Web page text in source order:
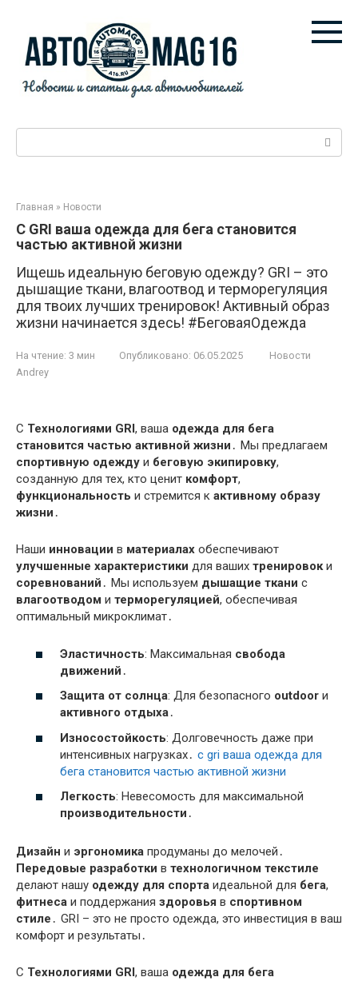
контенту
Поиск:
Главная » Новости
С GRI ваша одежда для бега становится
частью активной жизни
Ищешь идеальную беговую одежду? GRI – это
дышащие ткани, влагоотвод и терморегуляция
для твоих лучших тренировок! Активный образ
жизни начинается здесь! #БеговаяОдежда
На чтение: 3 мин Опубликовано: 06.05.2025
Новости
Andrey
С Технологиями GRI, ваша одежда для бега
становится частью активной жизни ․ Мы предлагаем
спортивную одежду и беговую экипировку,
созданную для тех, кто ценит комфорт,
функциональность и стремится к активному образу
жизни ․
Наши инновации в материалах обеспечивают
улучшенные характеристики для ваших тренировоки
соревнований ․ Мы используем дышащие ткани с
влагоотводом и терморегуляцией, обеспечивая
оптимальный микроклимат․
Эластичность: Максимальная свобода
движений ․
Защита от солнца: Для безопасного outdoor и
активного отдыха․
Износостойкость: Долговечность даже при
интенсивных нагрузках․ с gri ваша одежда для
бега становится частью активной жизни
Легкость: Невесомость для максимальной
производительности ․
Дизайн и эргономика продуманы до мелочей․
Передовые разработки в технологичном текстиле
делают нашу одежду для спорта идеальной для бега,
фитнеса и поддержания здоровья в спортивном
стиле ․ GRI – это не просто одежда, это инвестиция в ваш
комфорт и результаты․
С Технологиями GRI, ваша одежда для бега